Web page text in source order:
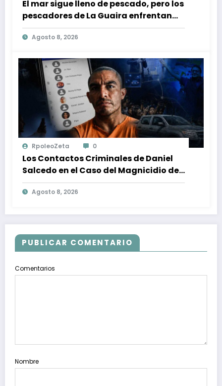
El mar sigue lleno de pescado, pero los
pescadores de La Guaira enfrentan
crisis económica tras los terremotos
Agosto 8, 2026
RpoleoZeta 0
Los Contactos Criminales de Daniel
Salcedo en el Caso del Magnicidio de
Fernando Villavicencio
Agosto 8, 2026
PUBLICAR COMENTARIO
Comentarios
Nombre